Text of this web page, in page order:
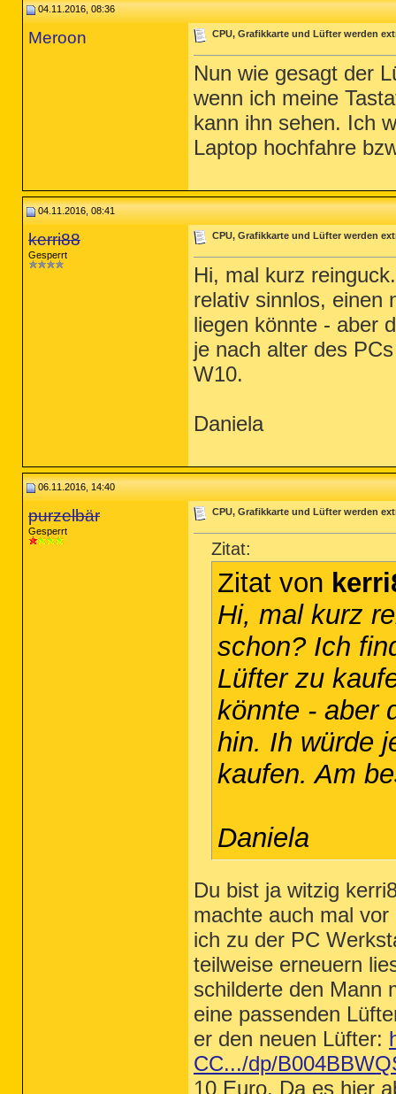
04.11.2016, 08:36
Meroon CPU, Grafikkarte und Lüfter werden
Nun wie gesagt der
wenn ich meine
kann ihn sehen. Ich
Laptop hochfahre
04.11.2016, 08:41
kerri88
Gesperrt
CPU, Grafikkarte und Lüfter werden
Hi, mal kurz
relativ sinnlos, einen
liegen könnte - aber
je nach alter des
W10.
Daniela
06.11.2016, 14:40
purzelbär
Gesperrt
CPU, Grafikkarte und Lüfter werden
Zitat:
Zitat von
Hi, mal kurz
schon? Ich
Lüfter zu
könnte - aber
hin. Ih würde
kaufen. Am
Daniela
Du bist ja witzig
machte auch mal
ich zu der PC
teilweise erneuern
schilderte den Mann
eine passenden
er den neuen Lüfter:
CC.../dp/
10 Euro. Da es hier